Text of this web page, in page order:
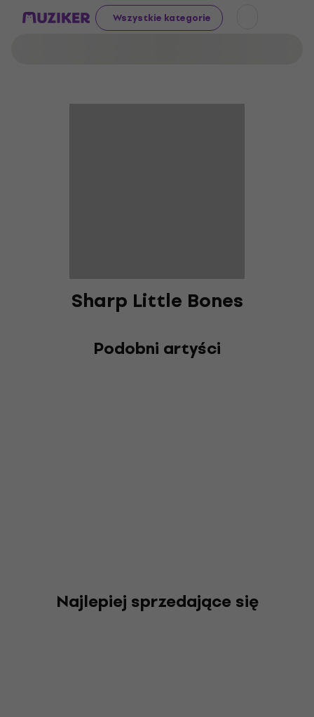
Wszystkie kategorie
Sharp Little Bones
Podobni artyści
Najlepiej sprzedające się